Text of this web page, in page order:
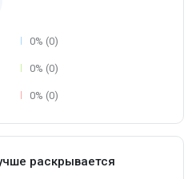
0% (0)
0% (0)
0% (0)
раскрывается